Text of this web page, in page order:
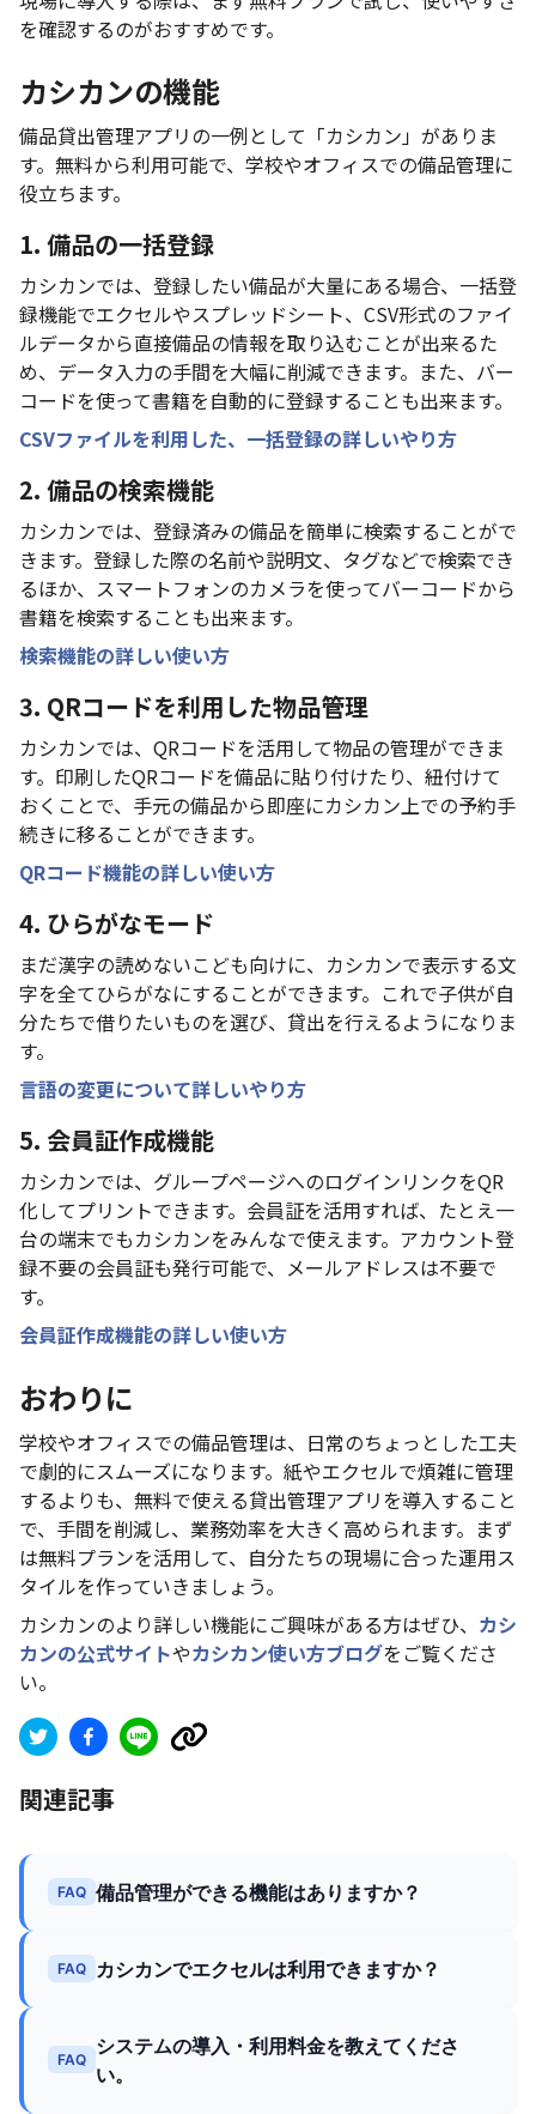
を確認するのがおすすめです。
カシカンの機能
備品貸出管理アプリの一例として「カシカン」がありま
す。無料から利用可能で、学校やオフィスでの備品管理に
役立ちます。
1. 備品の一括登録
カシカンでは、登録したい備品が大量にある場合、一括登
録機能でエクセルやスプレッドシート、CSV形式のファイ
ルデータから直接備品の情報を取り込むことが出来るた
め、データ入力の手間を大幅に削減できます。また、バー
コードを使って書籍を自動的に登録することも出来ます。
CSVファイルを利用した、一括登録の詳しいやり方
2. 備品の検索機能
カシカンでは、登録済みの備品を簡単に検索することがで
きます。登録した際の名前や説明文、タグなどで検索でき
るほか、スマートフォンのカメラを使ってバーコードから
書籍を検索することも出来ます。
検索機能の詳しい使い方
3. QRコードを利用した物品管理
カシカンでは、QRコードを活用して物品の管理ができま
す。印刷したQRコードを備品に貼り付けたり、紐付けて
おくことで、手元の備品から即座にカシカン上での予約手
続きに移ることができます。
QRコード機能の詳しい使い方
4. ひらがなモード
まだ漢字の読めないこども向けに、カシカンで表示する文
字を全てひらがなにすることができます。これで子供が自
分たちで借りたいものを選び、貸出を行えるようになりま
す。
言語の変更について詳しいやり方
5. 会員証作成機能
カシカンでは、グループページへのログインリンクをQR
化してプリントできます。会員証を活用すれば、たとえ一
台の端末でもカシカンをみんなで使えます。アカウント登
録不要の会員証も発行可能で、メールアドレスは不要で
す。
会員証作成機能の詳しい使い方
おわりに
学校やオフィスでの備品管理は、日常のちょっとした工夫
で劇的にスムーズになります。紙やエクセルで煩雑に管理
するよりも、無料で使える貸出管理アプリを導入すること
で、手間を削減し、業務効率を大きく高められます。まず
は無料プランを活用して、自分たちの現場に合った運用ス
タイルを作っていきましょう。
カシカンのより詳しい機能にご興味がある方はぜひ、 カシ
カンの公式サイトやカシカン使い方ブログをご覧くださ
い。
関連記事
FAQ 備品管理ができる機能はありますか？
FAQ カシカンでエクセルは利用できますか？
FAQ
システムの導入・利用料金を教えてくださ
い。